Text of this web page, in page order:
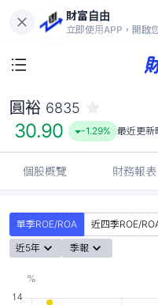
財富自由
立即使用APP，開啟
30.90
圓裕 6835
30.90 -1.29% 最近更新
個股概覽 財務報表
單季ROE/ROA
近四季ROE/
近5年
季報